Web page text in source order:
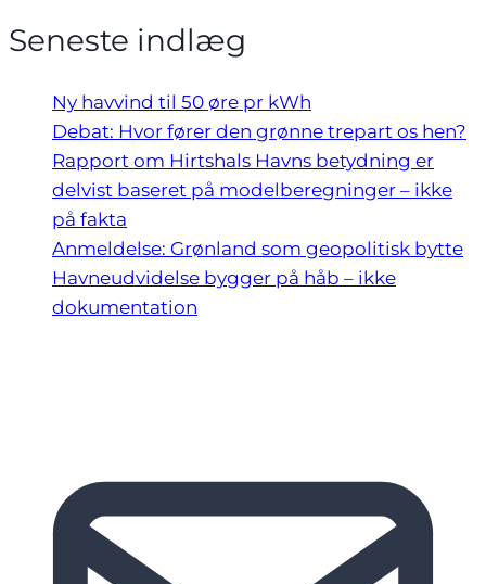
Seneste indlæg
Ny havvind til 50 øre pr kWh
Debat: Hvor fører den grønne trepart os hen?
Rapport om Hirtshals Havns betydning er
delvist baseret på modelberegninger – ikke
på fakta
Anmeldelse: Grønland som geopolitisk bytte
Havneudvidelse bygger på håb – ikke
dokumentation